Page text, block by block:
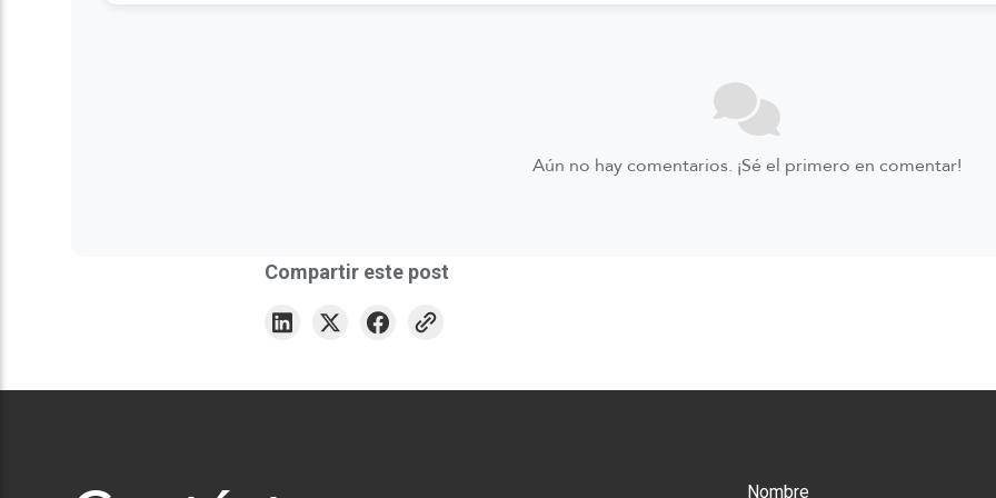
Aún no hay comentarios. ¡Sé el primero en comentar!
Compartir este post
Nombre